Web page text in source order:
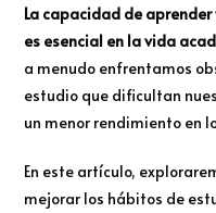
La capacidad de
es esencial en la vida
a menudo enfrentamos
estudio que dificultan
un menor rendimiento en
En este artículo,
mejorar los hábitos de